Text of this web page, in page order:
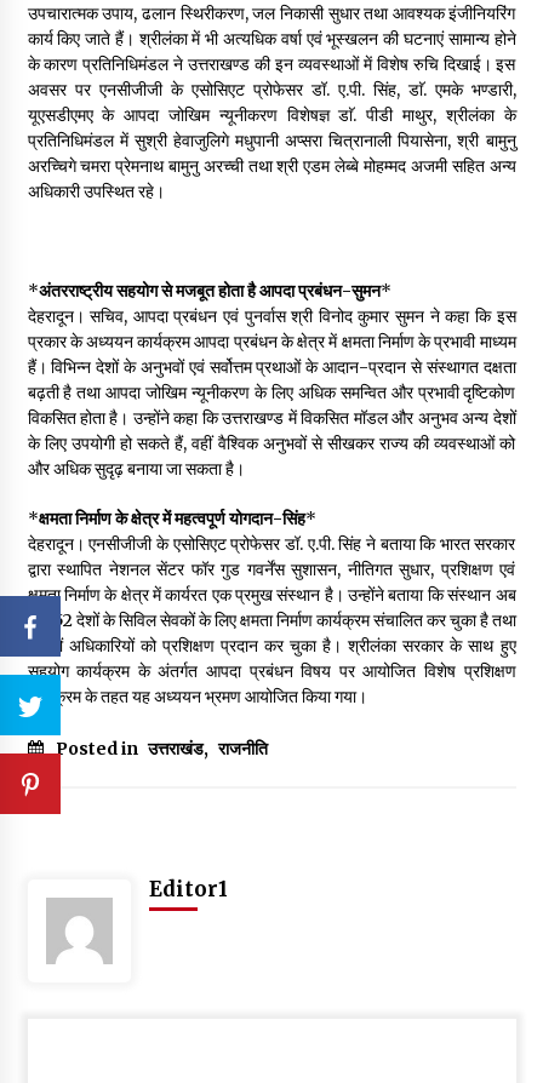
उपचारात्मक उपाय, ढलान स्थिरीकरण, जल निकासी सुधार तथा आवश्यक इंजीनियरिंग
कार्य किए जाते हैं। श्रीलंका में भी अत्यधिक वर्षा एवं भूस्खलन की घटनाएं सामान्य होने
के कारण प्रतिनिधिमंडल ने उत्तराखण्ड की इन व्यवस्थाओं में विशेष रुचि दिखाई। इस
अवसर पर एनसीजीजी के एसोसिएट प्रोफेसर डॉ. ए.पी. सिंह, डाॅ. एमके भण्डारी,
यूएसडीएमए के आपदा जोखिम न्यूनीकरण विशेषज्ञ डाॅ. पीडी माथुर, श्रीलंका के
प्रतिनिधिमंडल में सुश्री हेवाजुलिगे मधुपानी अप्सरा चित्रानाली पियासेना, श्री बामुनु
अरच्चिगे चमरा प्रेमनाथ बामुनु अरच्ची तथा श्री एडम लेब्बे मोहम्मद अजमी सहित अन्य
अधिकारी उपस्थित रहे।
*अंतरराष्ट्रीय सहयोग से मजबूत होता है आपदा प्रबंधन-सुमन*
देहरादून। सचिव, आपदा प्रबंधन एवं पुनर्वास श्री विनोद कुमार सुमन ने कहा कि इस
प्रकार के अध्ययन कार्यक्रम आपदा प्रबंधन के क्षेत्र में क्षमता निर्माण के प्रभावी माध्यम
हैं। विभिन्न देशों के अनुभवों एवं सर्वोत्तम प्रथाओं के आदान-प्रदान से संस्थागत दक्षता
बढ़ती है तथा आपदा जोखिम न्यूनीकरण के लिए अधिक समन्वित और प्रभावी दृष्टिकोण
विकसित होता है। उन्होंने कहा कि उत्तराखण्ड में विकसित मॉडल और अनुभव अन्य देशों
के लिए उपयोगी हो सकते हैं, वहीं वैश्विक अनुभवों से सीखकर राज्य की व्यवस्थाओं को
और अधिक सुदृढ़ बनाया जा सकता है।
*क्षमता निर्माण के क्षेत्र में महत्वपूर्ण योगदान-सिंह*
देहरादून। एनसीजीजी के एसोसिएट प्रोफेसर डॉ. ए.पी. सिंह ने बताया कि भारत सरकार
द्वारा स्थापित नेशनल सेंटर फॉर गुड गवर्नेंस सुशासन, नीतिगत सुधार, प्रशिक्षण एवं
क्षमता निर्माण के क्षेत्र में कार्यरत एक प्रमुख संस्थान है। उन्होंने बताया कि संस्थान अब
तक 52 देशों के सिविल सेवकों के लिए क्षमता निर्माण कार्यक्रम संचालित कर चुका है तथा
हजारों अधिकारियों को प्रशिक्षण प्रदान कर चुका है। श्रीलंका सरकार के साथ हुए
सहयोग कार्यक्रम के अंतर्गत आपदा प्रबंधन विषय पर आयोजित विशेष प्रशिक्षण
कार्यक्रम के तहत यह अध्ययन भ्रमण आयोजित किया गया।
Posted in उत्तराखंड, राजनीति
Editor1